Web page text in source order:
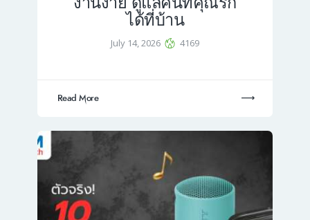
ได้ที่บ้าน
July 14, 2026 4169
Read More